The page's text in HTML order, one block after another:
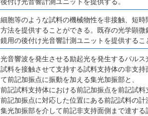
細胞等のような試料の機械物性を非接触、短
方法を提供することができる。既存の光学顕
鏡用の後付け光音響計測ユニットを提供するこ
光音響波を発生させる励起光を発生するパルス
試料を接触させて支持する試料支持体の非支
て前記加振点に振動を加える集光加振部と、
前記試料支持体における前記加振点を前記試
前記加振点に対応した位置にある前記試料の
集光加振部を介して前記非支持面側まで達す